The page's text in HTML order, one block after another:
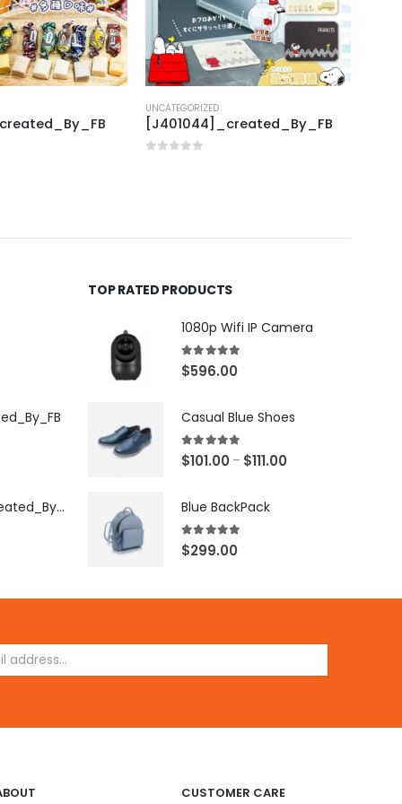
UNCATEGORIZED
[J401044]_created_By_FB
[X503248Z]_Created_By_FB
TOP RATED PRODUCTS
1080p Wifi IP Camera
5.00out of 5
$596.00
Casual Blue Shoes
5.00 out of 5
$101.00 – $111.00
Blue BackPack
5.00out of 5
$299.00
CUSTOMER CARE